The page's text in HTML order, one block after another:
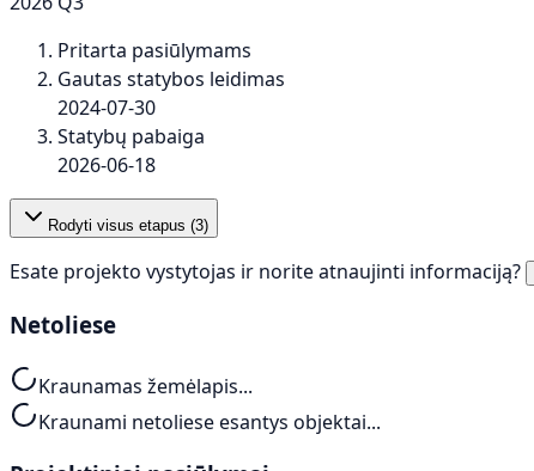
Pritarta pasiūlymams
Gautas statybos leidimas
2024-07-30
Statybų pabaiga
2026-06-18
Rodyti visus etapus (3)
Esate projekto vystytojas ir norite atnaujinti informaciją?
Netoliese
Kraunamas žemėlapis...
Kraunami netoliese esantys objektai...